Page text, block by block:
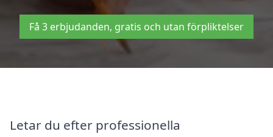
Få 3 erbjudanden, gratis och utan förpliktelser
Letar du efter professionella